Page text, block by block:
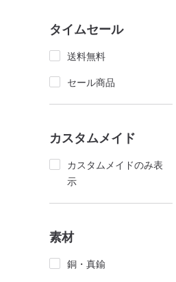
タイムセール
送料無料
セール商品
カスタムメイド
カスタムメイドのみ表
示
素材
銅・真鍮